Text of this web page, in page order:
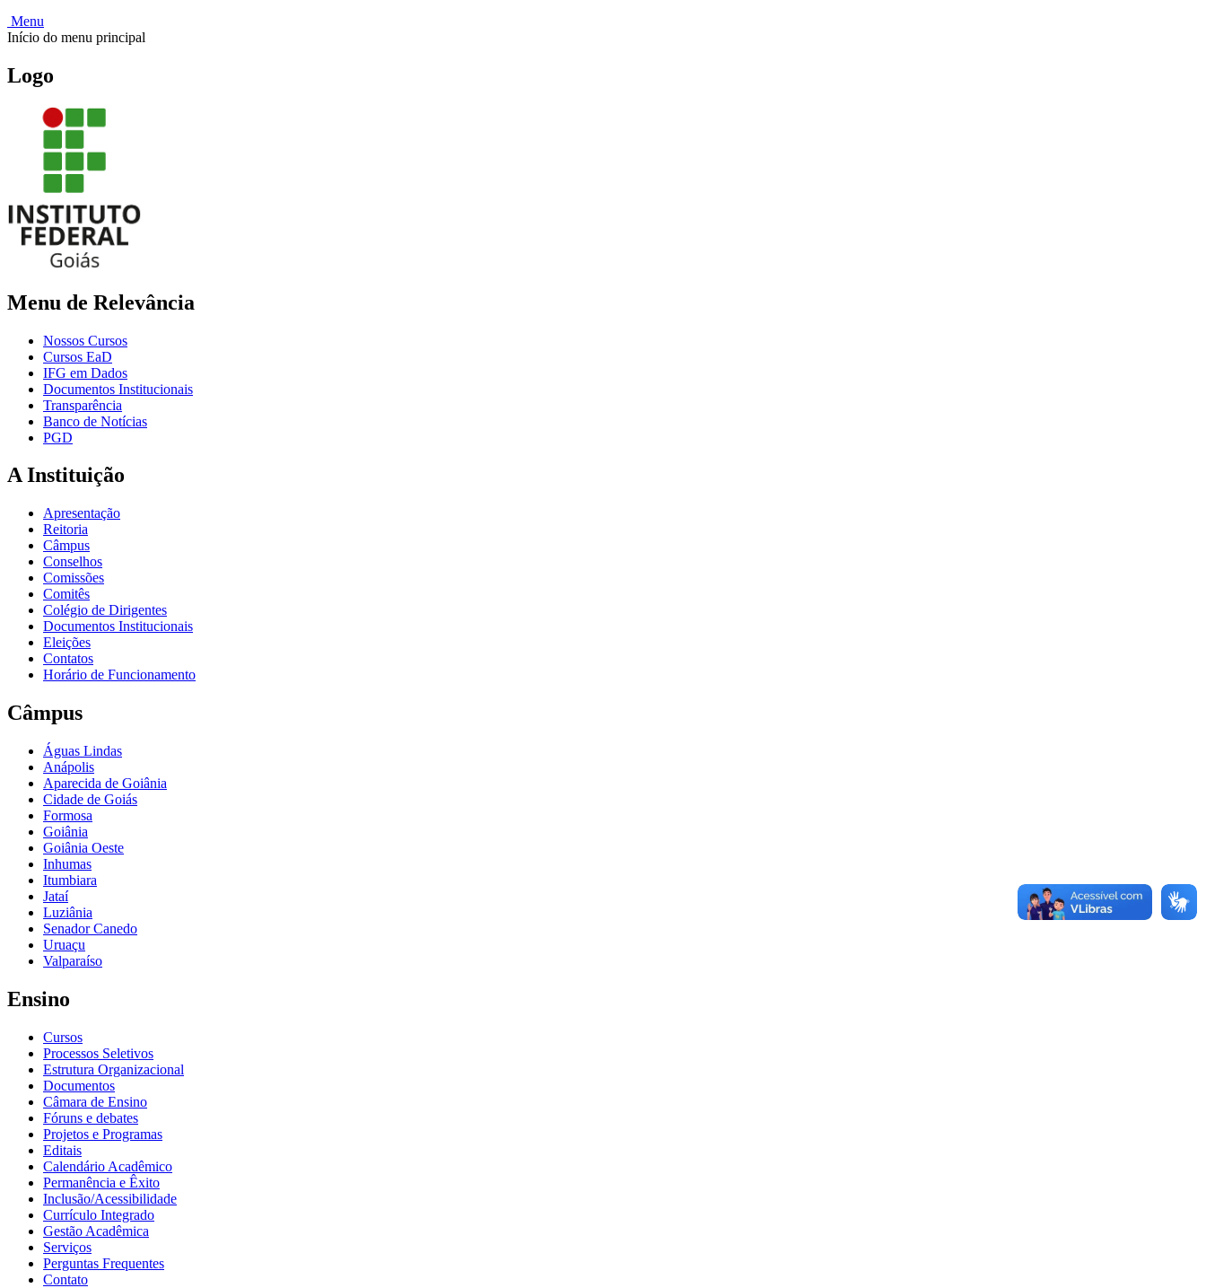
Menu
Início do menu principal
Logo
Menu de Relevância
Nossos Cursos
Cursos EaD
IFG em Dados
Documentos Institucionais
Transparência
Banco de Notícias
PGD
A Instituição
Apresentação
Reitoria
Câmpus
Conselhos
Comissões
Comitês
Colégio de Dirigentes
Documentos Institucionais
Eleições
Contatos
Horário de Funcionamento
Câmpus
Águas Lindas
Anápolis
Aparecida de Goiânia
Cidade de Goiás
Formosa
Goiânia
Goiânia Oeste
Inhumas
Itumbiara
Jataí
Luziânia
Senador Canedo
Uruaçu
Valparaíso
Ensino
Cursos
Processos Seletivos
Estrutura Organizacional
Documentos
Câmara de Ensino
Fóruns e debates
Projetos e Programas
Editais
Calendário Acadêmico
Permanência e Êxito
Inclusão/Acessibilidade
Currículo Integrado
Gestão Acadêmica
Serviços
Perguntas Frequentes
Contato